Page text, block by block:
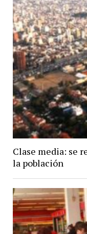
Clase media: se
la población